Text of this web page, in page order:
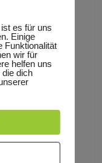
von oben.
aus
Daniela
es für uns
Einige
Funktionalität
wir für
helfen uns
die dich